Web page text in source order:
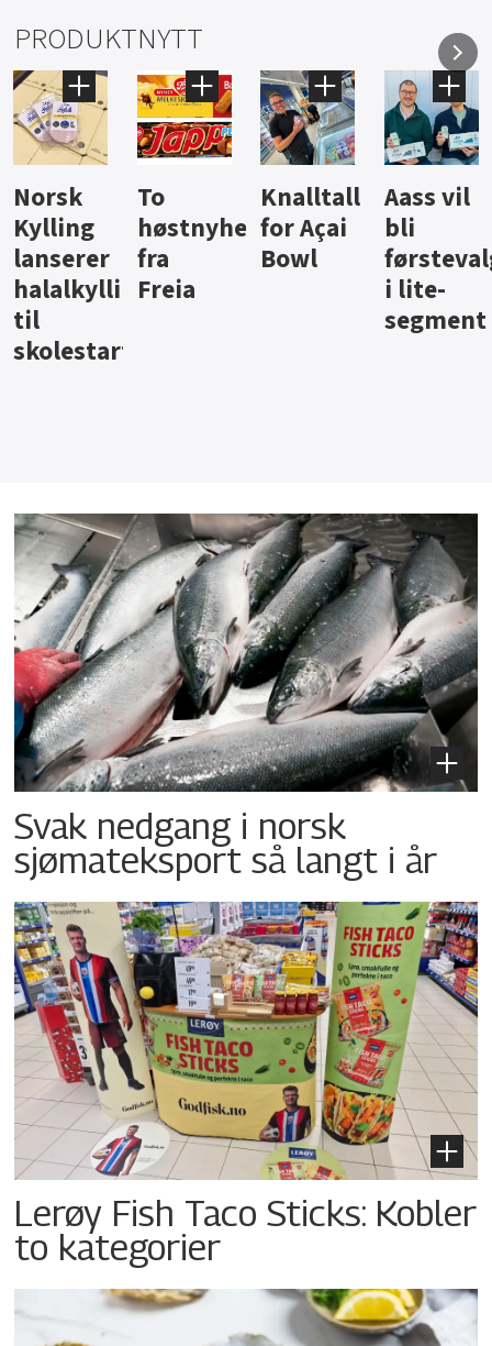
PRODUKTNYTT
Knalltall
for Açai
Bowl
Aass vil
bli
førstevalg
i lite-
Brus og
jus fra
Berentsen
Hard
iste fra
Hansa
Svak nedgang i norsk
sjømateksport så langt i år
Lerøy Fish Taco Sticks: Kobler
to kategorier